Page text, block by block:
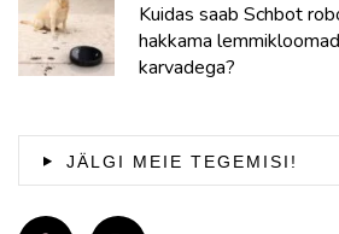
Kuidas saab Schbot
hakkama
karvadega?
JÄLGI MEIE TEGEMISI!